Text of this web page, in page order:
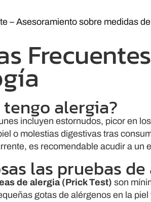
– Asesoramiento sobre medidas
tengo alergia?
incluyen estornudos, picor en
o molestias digestivas tras
es recomendable acudir a un
las pruebas
de alergia (Prick Test) son
gotas de alérgenos en la